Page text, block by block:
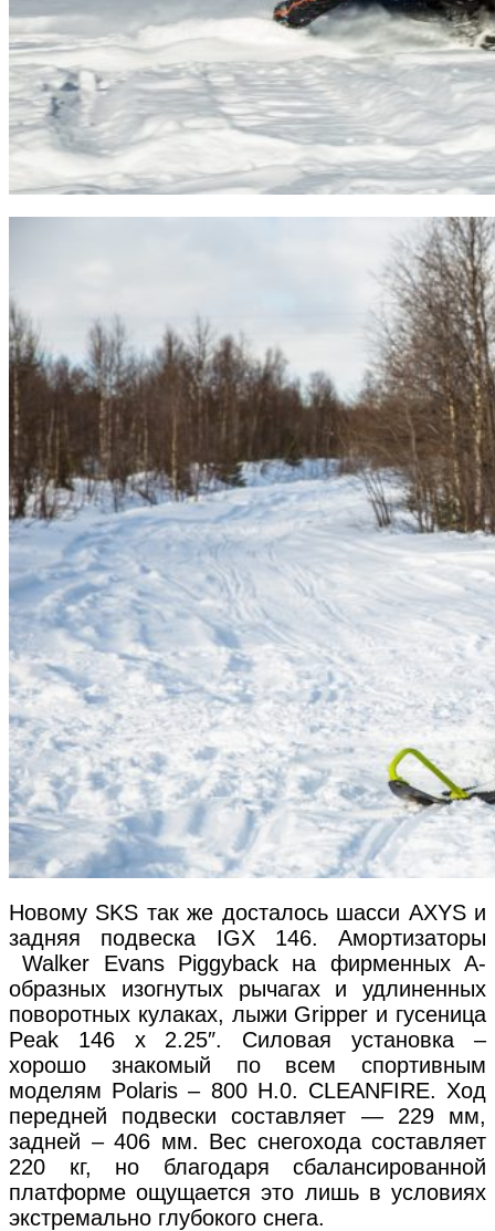
Новому SKS так же досталось шасси AXYS и
задняя подвеска IGX 146. Амортизаторы
Walker Evans Piggyback на фирменных А-
образных изогнутых рычагах и удлиненных
поворотных кулаках, лыжи Gripper и гусеница
Peak 146 x 2.25″. Силовая установка –
хорошо знакомый по всем спортивным
моделям Polaris – 800 H.0. CLEANFIRE. Ход
передней подвески составляет — 229 мм,
задней – 406 мм. Вес снегохода составляет
220 кг, но благодаря сбалансированной
платформе ощущается это лишь в условиях
экстремально глубокого снега.